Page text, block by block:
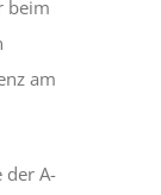
beim
am
der A-